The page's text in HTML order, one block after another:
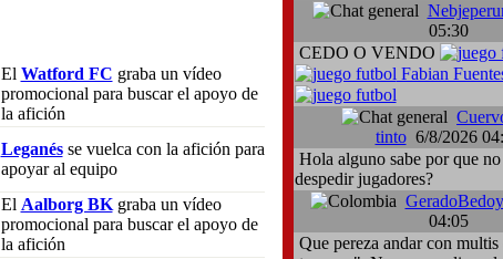
El Watford FC graba un vídeo
promocional para buscar el apoyo de
la afición
Leganésse vuelca con la afición para
apoyar al equipo
El Aalborg BKgraba un vídeo
promocional para buscar el apoyo de
la afición
05:30
CEDO O VENDO
Fabian
tinto6/8/2026
Hola alguno sabe por que
despedir jugadores?
04:05
Que pereza andar con multis